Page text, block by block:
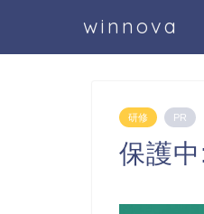
winnova
研修 PR
保護